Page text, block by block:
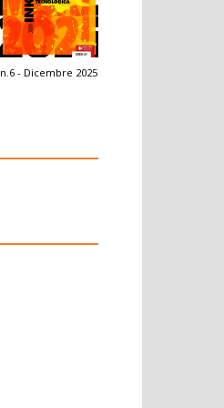
n.6 - Dicembre 2025